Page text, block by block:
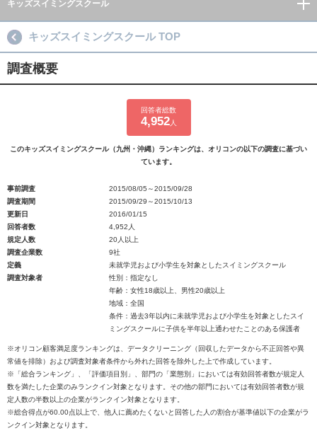
キッズスイミングスクール
キッズスイミングスクール TOP
調査概要
回答者総数
4,952人
このキッズスイミングスクール（九州・沖縄）ランキングは、オリコンの以下の調査に基づい
ています。
事前調査
2015/08/05～2015/09/28
調査期間
2015/09/29～2015/10/13
更新日
2016/01/15
回答者数
4,952人
規定人数
20人以上
調査企業数
9社
定義
未就学児および小学生を対象としたスイミングスクール
調査対象者
性別：指定なし
年齢：女性18歳以上、男性20歳以上
地域：全国
条件：過去3年以内に未就学児および小学生を対象としたスイ
ミングスクールに子供を半年以上通わせたことのある保護者
※オリコン顧客満足度ランキングは、データクリーニング（回収したデータから不正回答や異
常値を排除）および調査対象者条件から外れた回答を除外した上で作成しています。
※「総合ランキング」、「評価項目別」、部門の「業態別」においては有効回答者数が規定人
数を満たした企業のみランクイン対象となります。その他の部門においては有効回答者数が規
定人数の半数以上の企業がランクイン対象となります。
※総合得点が60.00点以上で、他人に薦めたくないと回答した人の割合が基準値以下の企業がラ
ンクイン対象となります。